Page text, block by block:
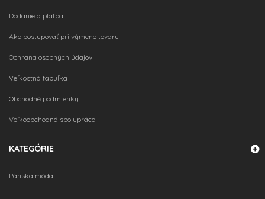
Dodanie a platba
Ako postupovať pri výmene tovaru
Ochrana osobných údajov
Veľkostná tabuľka
Obchodné podmienky
Veľkoobchodná spolupráca
KATEGÓRIE
Pánska móda